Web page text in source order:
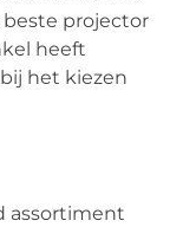
beste projector
heeft
het kiezen
assortiment